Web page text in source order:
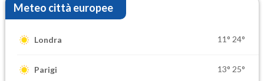
Meteo città europee
Londra 11° 24°
Parigi 13° 25°